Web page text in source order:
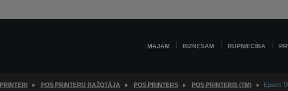
MĀJĀM BIZNESAM RŪPNIECĪBA
PRINTERI POS PRINTERU RAŽOTĀJA POS PRINTERS POS PRINTERIS (TM) Epson